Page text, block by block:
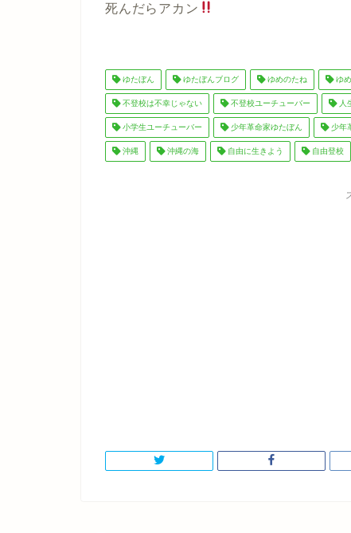
死んだらアカン
ゆたぼん ゆたぼんブログ ゆめのたね ゆ
不登校は不幸じゃない 不登校ユーチューバー 人
小学生ユーチューバー 少年革命家ゆたぼん 少年
沖縄 沖縄の海 自由に生きよう 自由登校